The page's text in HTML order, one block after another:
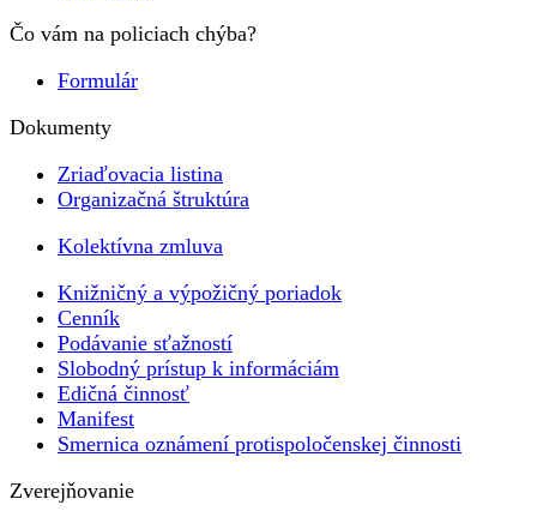
Čo vám na policiach chýba?
Formulár
Dokumenty
Zriaďovacia listina
Organizačná štruktúra
Kolektívna zmluva
Knižničný a výpožičný poriadok
Cenník
Podávanie sťažností
Slobodný prístup k informáciám
Edičná činnosť
Manifest
Smernica oznámení protispoločenskej činnosti
Zverejňovanie